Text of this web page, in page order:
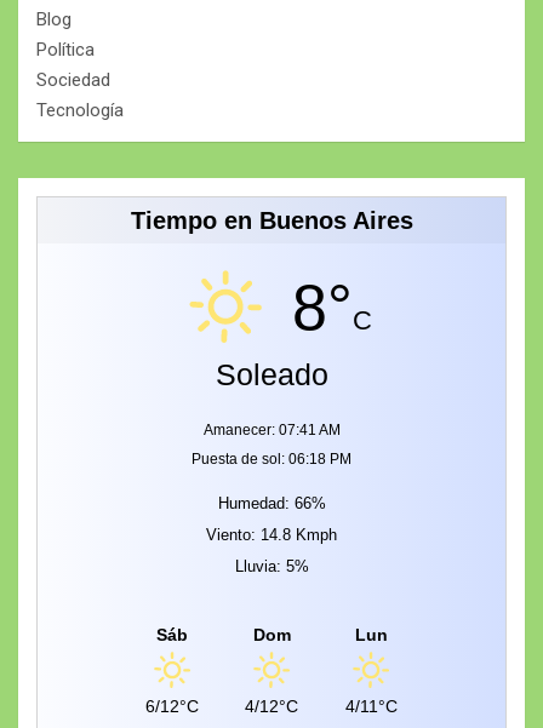
Blog
Política
Sociedad
Tecnología
Tiempo en Buenos Aires
8°C
Soleado
Amanecer: 07:41 AM
Puesta de sol: 06:18 PM
Humedad: 66%
Viento: 14.8 Kmph
Lluvia: 5%
Sáb
6/12°C
Dom
4/12°C
Lun
4/11°C